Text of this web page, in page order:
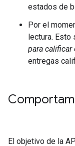
estados de
Por el
lectura. Esto
para calificar
entregas
El objetivo de la